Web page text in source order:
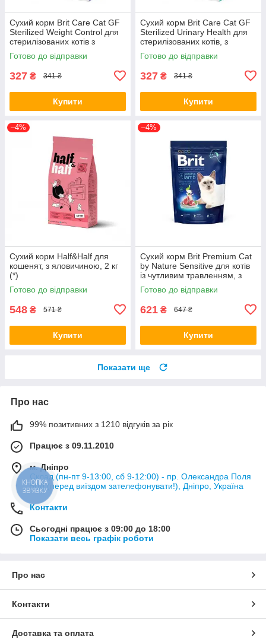
Сухий корм Brit Care Cat GF
Sterilized Weight Control для
стерилізованих котів з
надмірною вагою, качка та
індичка, 400 г (*)
Готово до відправки
327 ₴ 341 ₴
Купити
Сухий корм Brit Care Cat GF
Sterilized Urinary Health для
стерилізованих котів, з
куркою, 400 г (*)
Готово до відправки
327 ₴ 341 ₴
Купити
–4%
Сухий корм Half&Half для
кошенят, з яловичиною, 2 кг
(*)
Готово до відправки
548 ₴ 571 ₴
Купити
–4%
Сухий корм Brit Premium Cat
by Nature Sensitive для котів
із чутливим травленням, з
ягням, 1500 г (*)
Готово до відправки
621 ₴ 647 ₴
Купити
Показати ще
Про нас
99% позитивних з 1210 відгуків за рік
Працює з 09.11.2010
м. Дніпро
Склад (пн-пт 9-13:00, сб 9-12:00) - пр. Олександра Поля
50Д (перед виїздом зателефонувати!), Дніпро, Україна
Контакти
Сьогодні працює з 09:00 до 18:00
Показати весь графік роботи
Про нас
Контакти
Доставка та оплата
КНОПКА
ЗВ'ЯЗКУ